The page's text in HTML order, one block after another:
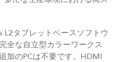
L2タブレットベースソフトウ
全な自立型カラーワークス
加のPCは不要です。HDMI